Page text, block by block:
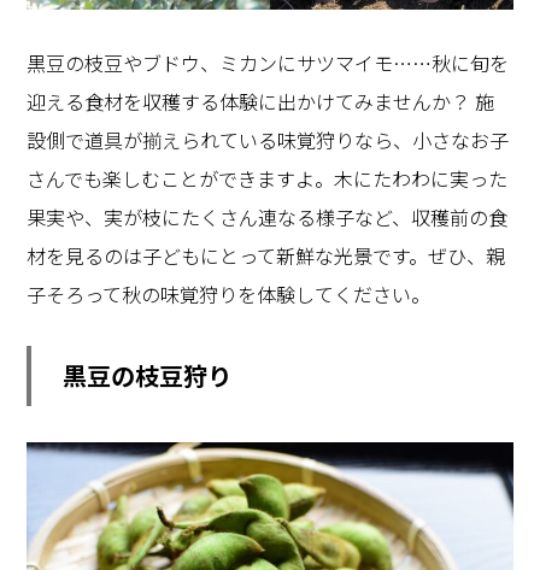
黒豆の枝豆やブドウ、ミカンにサツマイモ……秋に旬を
迎える食材を収穫する体験に出かけてみませんか？ 施
設側で道具が揃えられている味覚狩りなら、小さなお子
さんでも楽しむことができますよ。木にたわわに実った
果実や、実が枝にたくさん連なる様子など、収穫前の食
材を見るのは子どもにとって新鮮な光景です。ぜひ、親
子そろって秋の味覚狩りを体験してください。
黒豆の枝豆狩り